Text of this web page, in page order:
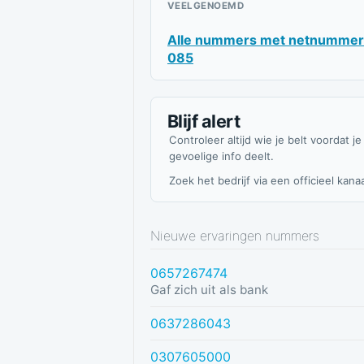
VEELGENOEMD
Alle nummers met netnummer
085
Blijf alert
Controleer altijd wie je belt voordat je
gevoelige info deelt.
Zoek het bedrijf via een officieel
Nieuwe ervaringen nummers
0657267474
Gaf zich uit als bank
0637286043
0307605000